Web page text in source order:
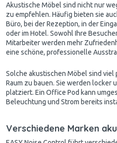
Akustische Möbel sind nicht nur
zu empfehlen. Häufig bieten sie
Büro, bei der Rezeption, in der
oder im Hotel. Sowohl Ihre
Mitarbeiter werden mehr
eine schöne, professionelle
Solche akustischen Möbel sind viel
Raum zu bauen. Sie werden locker
platziert. Ein Office Pod kann
Beleuchtung und Strom bereits
Verschiedene Marken